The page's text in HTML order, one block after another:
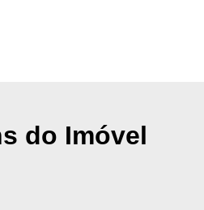
do Imóvel